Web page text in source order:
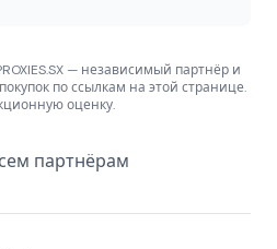
— независимый партнёр и
по ссылкам на этой странице.
оценку.
партнёрам